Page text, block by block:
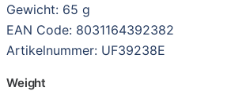
Gewicht: 65 g
EAN Code: 8031164392382
Artikelnummer: UF39238E
Weight